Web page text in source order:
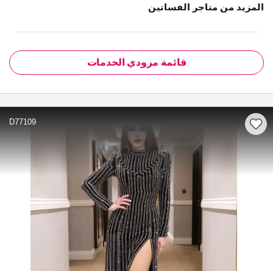
المزيد من متاجر الفساتين
قائمة مزودي الخدمات
D77109